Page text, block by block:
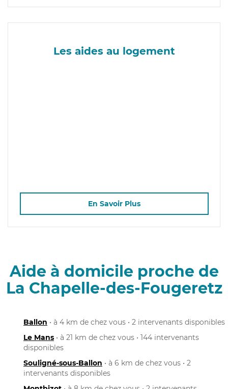
Les aides au logement
En Savoir Plus
Aide à domicile proche de
La Chapelle-des-Fougeretz
Ballon • à 4 km de chez vous • 2 intervenants disponibles
Le Mans • à 21 km de chez vous • 144 intervenants
disponibles
Souligné-sous-Ballon • à 6 km de chez vous • 2
intervenants disponibles